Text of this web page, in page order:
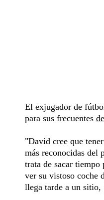
El exjugador de
para sus frecuentes
"David cree que
más reconocidas del
trata de sacar tiempo
ver su vistoso coche
llega tarde a un